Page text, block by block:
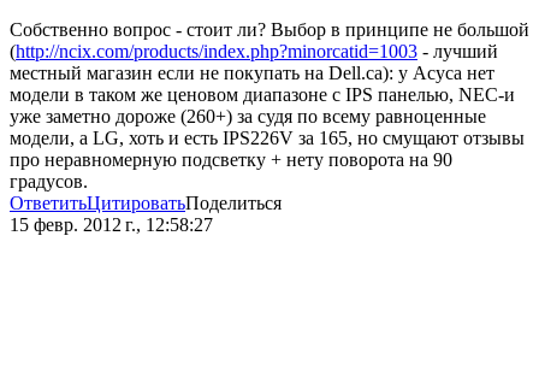
Собственно вопрос - стоит ли? Выбор в принципе не большой
(http://ncix.com/products/index.php?minorcatid=1003 - лучший
местный магазин если не покупать на Dell.ca): у Асуса нет
модели в таком же ценовом диапазоне с IPS панелью, NEC-и
уже заметно дороже (260+) за судя по всему равноценные
модели, а LG, хоть и есть IPS226V за 165, но смущают отзывы
про неравномерную подсветку + нету поворота на 90
градусов.
ОтветитьЦитироватьПоделиться
15 февр. 2012 г., 12:58:27